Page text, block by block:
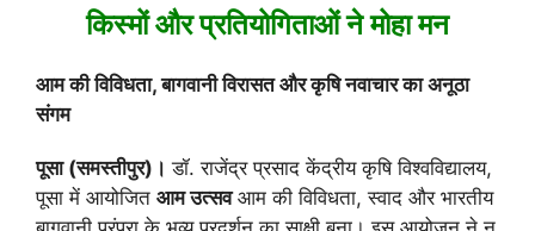
किस्मों और प्रतियोगिताओं ने मोहा मन
आम की विविधता, बागवानी विरासत और कृषि नवाचार का अनूठा
संगम
पूसा (समस्तीपुर)। डॉ. राजेंद्र प्रसाद केंद्रीय कृषि विश्वविद्यालय,
पूसा में आयोजित आम उत्सवआम की विविधता, स्वाद और भारतीय